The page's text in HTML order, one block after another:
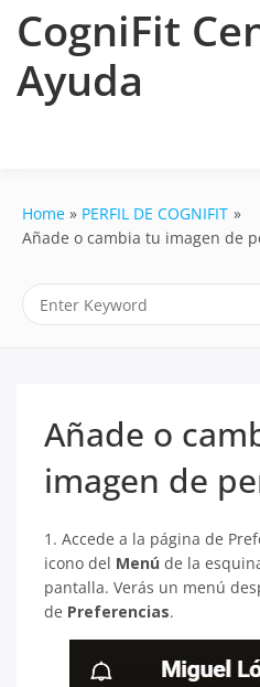
CogniFit
Ayuda
Home
PERFIL DE COGNIFIT
Añade o cambia tu imagen de
Añade o
imagen de
1. Accede a la página de
icono del Menú de la
pantalla. Verás un menú
de Preferencias.